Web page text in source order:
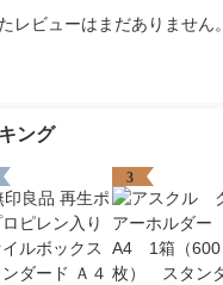
レビューはまだありません。
ング
3